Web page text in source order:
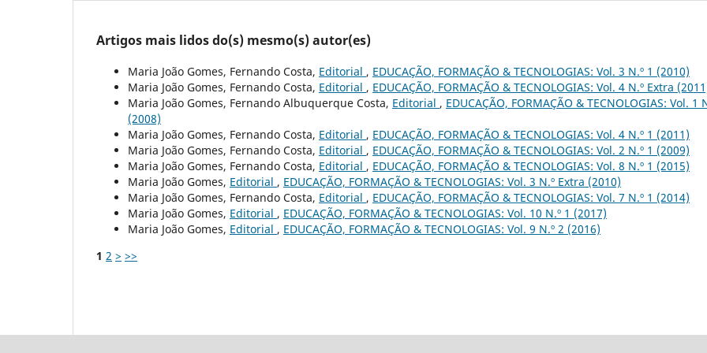
Artigos mais lidos do(s) mesmo(s) autor(es)
Maria João Gomes, Fernando Costa, Editorial , EDUCAÇÃO, FORMAÇÃO & TECNOLOGIAS: Vol. 3 N.º 1 (2010)
Maria João Gomes, Fernando Costa, Editorial , EDUCAÇÃO, FORMAÇÃO & TECNOLOGIAS: Vol. 4 N.º Extra
Maria João Gomes, Fernando Albuquerque Costa, Editorial , EDUCAÇÃO, FORMAÇÃO & TECNOLOGIAS: Vol. 1
(2008)
Maria João Gomes, Fernando Costa, Editorial , EDUCAÇÃO, FORMAÇÃO & TECNOLOGIAS: Vol. 4 N.º 1 (2011)
Maria João Gomes, Fernando Costa, Editorial , EDUCAÇÃO, FORMAÇÃO & TECNOLOGIAS: Vol. 2 N.º 1 (2009)
Maria João Gomes, Fernando Costa, Editorial , EDUCAÇÃO, FORMAÇÃO & TECNOLOGIAS: Vol. 8 N.º 1 (2015)
Maria João Gomes, Editorial , EDUCAÇÃO, FORMAÇÃO & TECNOLOGIAS: Vol. 3 N.º Extra (2010)
Maria João Gomes, Fernando Costa, Editorial , EDUCAÇÃO, FORMAÇÃO & TECNOLOGIAS: Vol. 7 N.º 1 (2014)
Maria João Gomes, Editorial , EDUCAÇÃO, FORMAÇÃO & TECNOLOGIAS: Vol. 10 N.º 1 (2017)
Maria João Gomes, Editorial , EDUCAÇÃO, FORMAÇÃO & TECNOLOGIAS: Vol. 9 N.º 2 (2016)
1 2 > >>